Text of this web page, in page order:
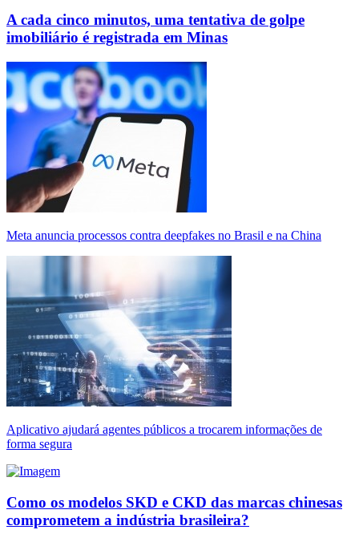
A cada cinco minutos, uma tentativa de golpe
imobiliário é registrada em Minas
Meta anuncia processos contra deepfakes no Brasil e na China
Aplicativo ajudará agentes públicos a trocarem informações de
forma segura
Como os modelos SKD e CKD das marcas chinesas
comprometem a indústria brasileira?